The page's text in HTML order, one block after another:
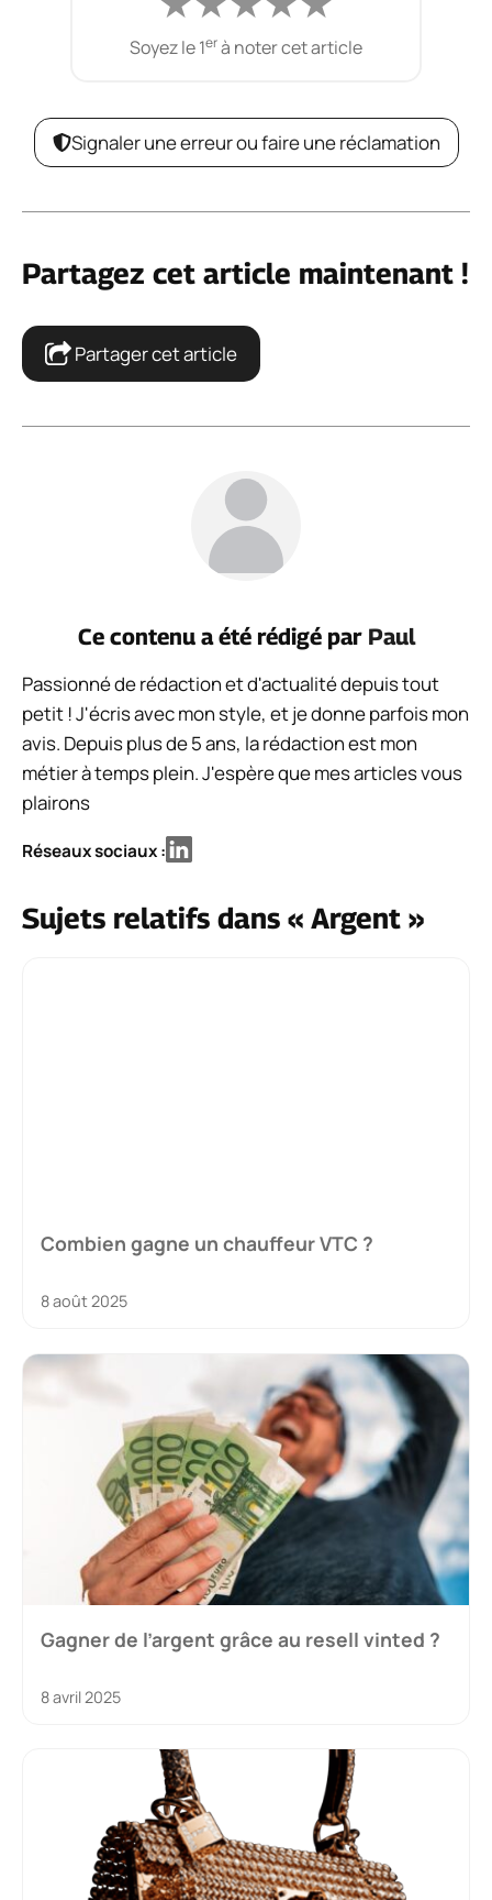
Soyez le 1erà noter cet article
Signaler une erreur ou faire une réclamation
Partagez cet article maintenant !
Partager cet article
Ce contenu a été rédigé par Paul
Passionné de rédaction et d'actualité depuis tout
petit ! J'écris avec mon style, et je donne parfois mon
avis. Depuis plus de 5 ans, la rédaction est mon
métier à temps plein. J'espère que mes articles vous
plairons
Réseaux sociaux :
Sujets relatifs dans « Argent »
Combien gagne un chauffeur VTC ?
8 août 2025
Gagner de l’argent grâce au resell vinted ?
8 avril 2025